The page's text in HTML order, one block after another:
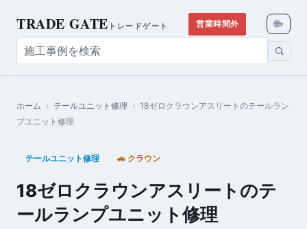
TRADE GATE トレードゲート 営業時間外 🌐▾
ホーム › テールユニット修理 › 18ゼロクラウンアスリートのテールラン
プユニット修理
テールユニット修理 🚗 クラウン
18ゼロクラウンアスリートのテ
ールランプユニット修理